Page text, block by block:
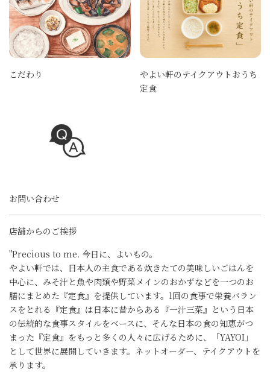
こだわり
やよい軒のテイクアウトおうち
定食
お問い合わせ
店舗からのご挨拶
"Precious to me. 今日に、よいもの。
やよい軒では、日本人の主食である炊きたての美味しいごはんを
中心に、みそ汁と魚や肉類や野菜メインのおかずなどを一つのお
膳にまとめた『定食』を提供しています。1回の食事で栄養バラン
スをとれる『定食』は日本に昔からある『一汁三菜』という日本
の伝統的な食事スタイルをベースに、そんな日本の食の知恵がつ
まった『定食』をもっと多くの人々に広げるために、「YAYOI」
として世界に展開していきます。ネットオーダー、テイクアウトを
承ります。